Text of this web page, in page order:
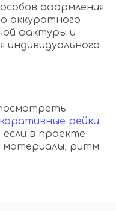
оформления
аккуратного
фактуры и
индивидуального
рейки
если в проекте
материалы, ритм